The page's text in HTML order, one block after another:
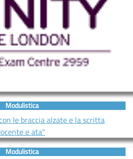
Modulistica
Modulistica